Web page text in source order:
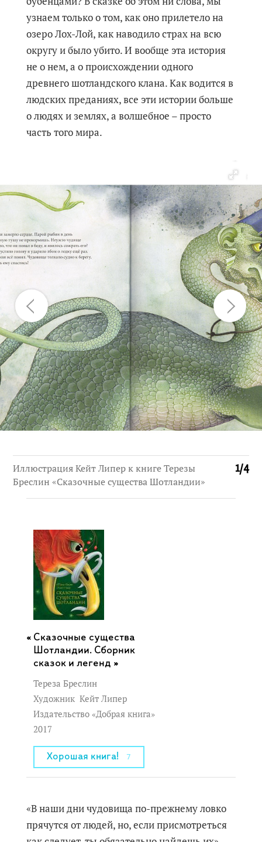
узнаем только о том, как оно прилетело на
озеро Лох-Лой, как наводило страх на всю
округу и было убито. И вообще эта история
не о нем, а о происхождении одного
древнего шотландского клана. Как водится в
людских преданиях, все эти истории больше
о людях и землях, а волшебное – просто
часть того мира.
1/4
Иллюстрация Кейт Липер к книге Терезы
Бреслин «Сказочные существа Шотландии»
Сказочные существа
Шотландии. Сборник
сказок и легенд »
Тереза Бреслин
Художник Кейт Липер
Издательство «Добрая книга»
2017
Хорошая книга! 7
«В наши дни чудовища по-прежнему ловко
прячутся от людей, но, если присмотреться